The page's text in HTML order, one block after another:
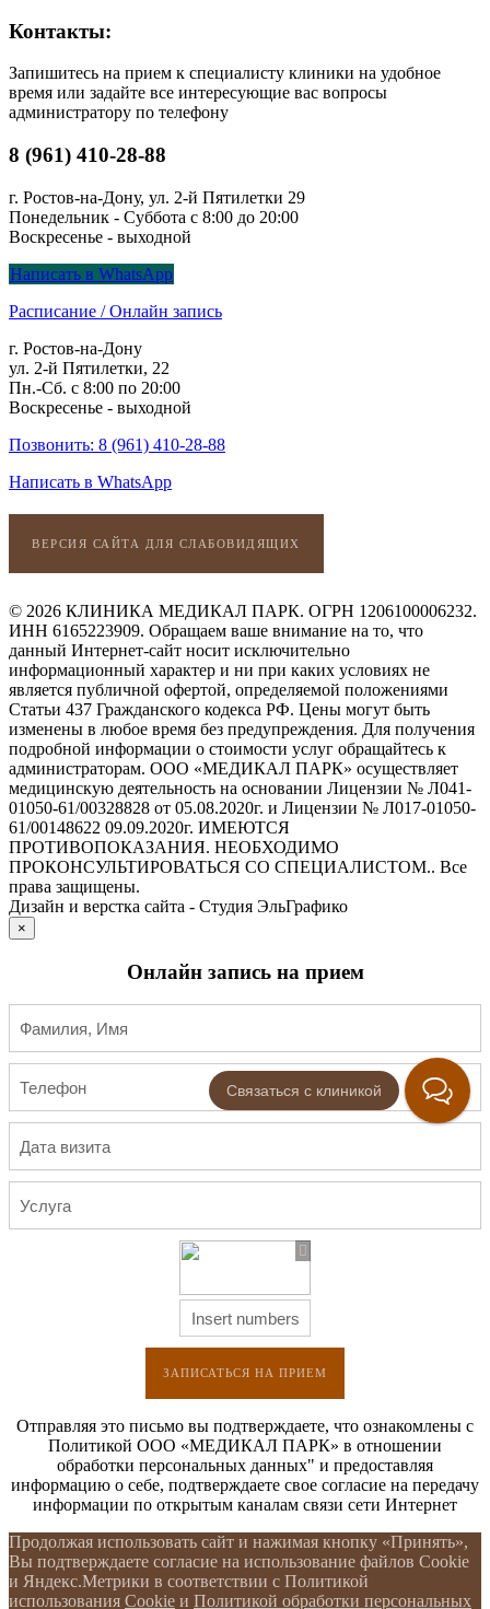
Контакты:
Запишитесь на прием к специалисту клиники на удобное
время или задайте все интересующие вас вопросы
администратору по телефону
8 (961) 410-28-88
г. Ростов-на-Дону, ул. 2-й Пятилетки 29
Понедельник - Суббота с 8:00 до 20:00
Воскресенье - выходной
Написать в WhatsApp
Расписание / Онлайн запись
г. Ростов-на-Дону
ул. 2-й Пятилетки, 22
Пн.-Сб. с 8:00 по 20:00
Воскресенье - выходной
Позвонить: 8 (961) 410-28-88
Написать в WhatsApp
ВЕРСИЯ САЙТА ДЛЯ СЛАБОВИДЯЩИХ
© 2026 КЛИНИКА МЕДИКАЛ ПАРК. ОГРН 1206100006232.
ИНН 6165223909. Обращаем ваше внимание на то, что
данный Интернет-сайт носит исключительно
информационный характер и ни при каких условиях не
является публичной офертой, определяемой положениями
Статьи 437 Гражданского кодекса РФ. Цены могут быть
изменены в любое время без предупреждения. Для получения
подробной информации о стоимости услуг обращайтесь к
администраторам. ООО «МЕДИКАЛ ПАРК» осуществляет
медицинскую деятельность на основании Лицензии № Л041-
01050-61/00328828 от 05.08.2020г. и Лицензии № Л017-01050-
61/00148622 09.09.2020г. ИМЕЮТСЯ
ПРОТИВОПОКАЗАНИЯ. НЕОБХОДИМО
ПРОКОНСУЛЬТИРОВАТЬСЯ СО СПЕЦИАЛИСТОМ.. Все
права защищены.
Дизайн и верстка сайта - Студия ЭльГрафико
×
Онлайн запись на прием
ЗАПИСАТЬСЯ НА ПРИЕМ
Отправляя это письмо вы подтверждаете, что ознакомлены с
Политикой ООО «МЕДИКАЛ ПАРК» в отношении
обработки персональных данных" и предоставляя
информацию о себе, подтверждаете свое согласие на передачу
информации по открытым каналам связи сети Интернет
Продолжая использовать сайт и нажимая кнопку «Принять»,
Вы подтверждаете согласие на использование файлов Cookie
и Яндекс.Метрики в соответствии с Политикой
использования Cookie и Политикой обработки персональных
Связаться с клиникой